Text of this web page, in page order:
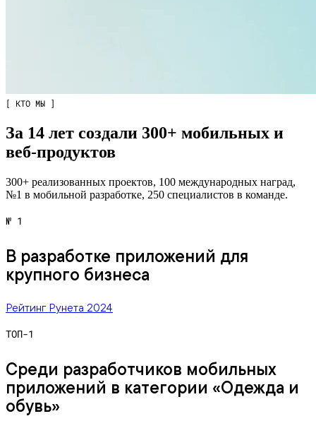
[ КТО МЫ ]
За 14 лет создали 300+ мобильных и
веб‑продуктов
300+ реализованных проектов, 100 международных наград,
№1 в мобильной разработке, 250 специалистов в команде.
№ 1
В разработке приложений для
крупного бизнеса
Рейтинг Рунета 2024
ТОП-1
Среди разработчиков мобильных
приложений в категории «Одежда и
обувь»